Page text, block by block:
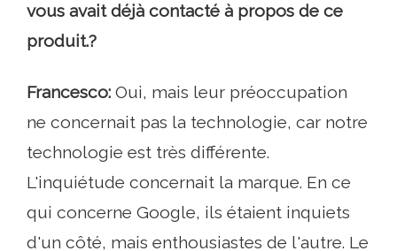
vous avait déjà contacté à propos de ce
produit.?
Francesco: Oui, mais leur préoccupation
ne concernait pas la technologie, car notre
technologie est très différente.
L'inquiétude concernait la marque. En ce
qui concerne Google, ils étaient inquiets
d'un côté, mais enthousiastes de l'autre. Le